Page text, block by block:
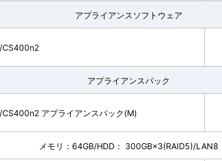
アプライアンスソフトウェア
CS400n2
アプライアンスパック
アプライアンスパック(M)
メモリ：64GB/HDD： 300GB×3(RAID5)/LAN8